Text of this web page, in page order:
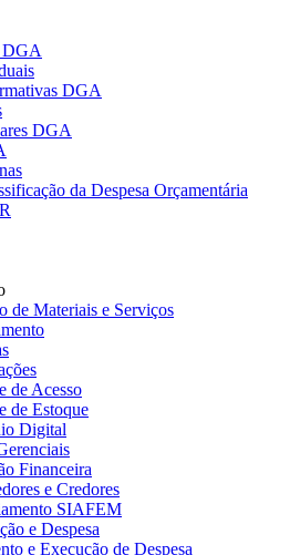
DGA
DGA
DGA
da Despesa Orçamentária
de Materiais e Serviços
de Acesso
de Estoque
Digital
Financeira
e Credores
SIAFEM
e Despesa
e Execução de Despesa